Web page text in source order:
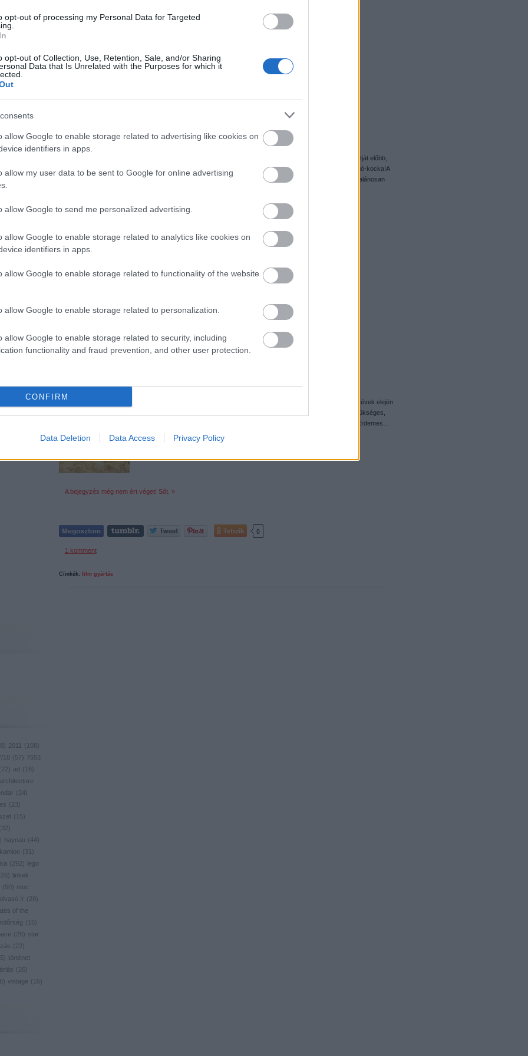
opt-out of processing my Personal Data for Targeted
opt-out of Collection, Use, Retention, Sale, and/or Sharing
Data that Is Unrelated with the Purposes for which it
allow Google to enable storage related to advertising like cookies on
identifiers in apps.
allow my user data to be sent to Google for online advertising
allow Google to send me personalized advertising.
allow Google to enable storage related to analytics like cookies on
identifiers in apps.
allow Google to enable storage related to functionality of the website
allow Google to enable storage related to personalization.
allow Google to enable storage related to security, including
functionality and fraud prevention, and other user protection.
CONFIRM
Data Deletion Data Access Privacy Policy
árak
a piaci
most ilyen
inkább
és
7636
) 2011 ( 108 )
10 ( 57) 7553
72) ad ( 18 )
architecture
( 24)
( 23)
( 15)
32)
) haynau ( 44)
kamion ( 31
)
( 292)
lego
26 )
linkek
( 50) moc
olvasó ír ( 28 )
of the
( 15)
( 28 ) star
( 22)
15) történet
( 26 )
) vintage ( 16 )
6komment
2010.03.16. 06:31 -tutuka
Régóta tartogatom ezt a posztot, de nem süthettem el a Business Week képriportját előbb,
mint azon a héten, mikor gyárlátogatni megyünk.Lássuk hát, hogy készül egy legó-kocka!A
folyamat kezdete és alapja a granulált akrilnitril-butadién-sztirol (ABS). Az ABS általánosan
A bejegyzés még nem ért véget! Sőt. »
komment
Így készül a LEGO
Ebből a ránézésre (és esküszöm: hallásra) a hetvenes évek végén, nyolcvanas évek elején
készült német kisfilmből megtudhatjuk, hogy készül a legó. Nyelvismeret nem szükséges,
érthető. Gondolom azóta sem sokat változott (legalábbis alapjaiban) a gyártás. Érdemes…
A bejegyzés még nem ért véget! Sőt. »
Tetszik 0
1 komment
Címkék: film gyártás